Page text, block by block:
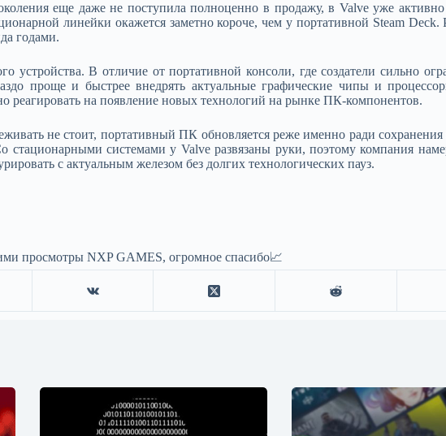
еще даже не поступила полноценно в продажу, в Valve уже
линейки окажется заметно короче, чем у портативной Steam
годами.​
устройства. В отличие от портативной консоли, где создатели сильно
проще и быстрее внедрять актуальные графические чипы и
реагировать на появление новых технологий на рынке ПК-компонентов.
не стоит, портативный ПК обновляется реже именно ради
стационарными системами у Valve развязаны руки, поэтому компания
с актуальным железом без долгих технологических пауз.
просмотры NXP GAMES, огромное спасибо📈